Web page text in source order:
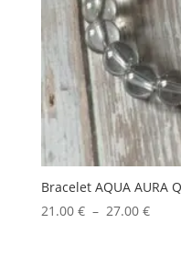
Bracelet AQUA AURA
21.00 € – 27.00 €Plage